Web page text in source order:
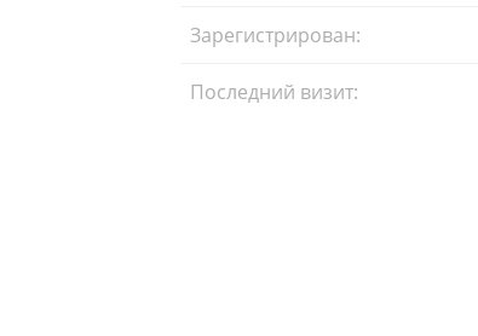
Зарегистрирован:
Последний визит: